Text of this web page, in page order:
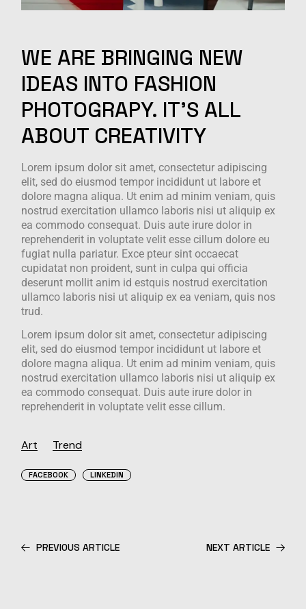
WE ARE BRINGING NEW
IDEAS INTO FASHION
PHOTOGRAPY. IT'S ALL
ABOUT CREATIVITY
Lorem ipsum dolor sit amet, consectetur adipiscing
elit, sed do eiusmod tempor incididunt ut labore et
dolore magna aliqua. Ut enim ad minim veniam, quis
nostrud exercitation ullamco laboris nisi ut aliquip ex
ea commodo consequat. Duis aute irure dolor in
reprehenderit in voluptate velit esse cillum dolore eu
fugiat nulla pariatur. Exce pteur sint occaecat
cupidatat non proident, sunt in culpa qui officia
deserunt mollit anim id estquis nostrud exercitation
ullamco laboris nisi ut aliquip ex ea veniam, quis nos
trud.
Lorem ipsum dolor sit amet, consectetur adipiscing
elit, sed do eiusmod tempor incididunt ut labore et
dolore magna aliqua. Ut enim ad minim veniam, quis
nostrud exercitation ullamco laboris nisi ut aliquip ex
ea commodo consequat. Duis aute irure dolor in
reprehenderit in voluptate velit esse cillum.
Art Trend
FACEBOOK LINKEDIN
PREVIOUS ARTICLE NEXT ARTICLE